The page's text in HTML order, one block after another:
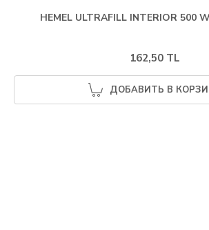
HEMEL ULTRAFILL INTERIOR 500
162,50 TL
ДОБАВИТЬ В